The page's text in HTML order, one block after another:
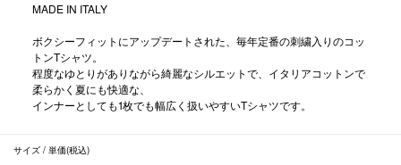
MADE IN ITALY
ボクシーフィットにアップデートされた、毎年定番の刺繍入りのコッ
トンTシャツ。
程度なゆとりがありながら綺麗なシルエットで、イタリアコットンで
柔らかく夏にも快適な、
インナーとしても1枚でも幅広く扱いやすいTシャツです。
サイズ / 単価(税込)